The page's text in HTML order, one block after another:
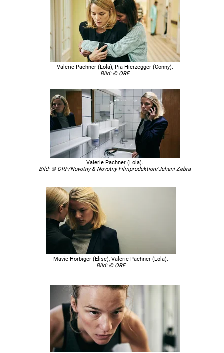
Valerie Pachner (Lola), Pia Hierzegger (Conny).
Bild: © ORF
Valerie Pachner (Lola).
Bild: © ORF/Novotny & Novotny Filmproduktion/Juhani Zebra
Mavie Hörbiger (Elise), Valerie Pachner (Lola).
Bild: © ORF